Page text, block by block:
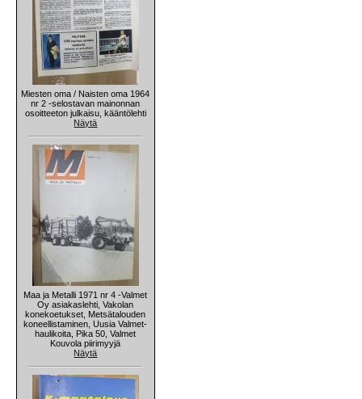
Miesten oma / Naisten oma 1964
nr 2 -selostavan mainonnan
osoitteeton julkaisu, kääntölehti
Näytä
Maa ja Metalli 1971 nr 4 -Valmet
Oy asiakaslehti, Vakolan
konekoetukset, Metsätalouden
koneellistaminen, Uusia Valmet-
haulikoita, Pika 50, Valmet
Kouvola piirimyyjä
Näytä